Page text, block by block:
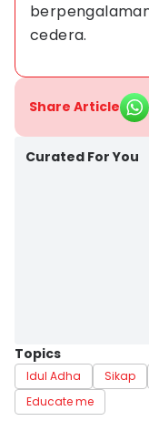
cedera.
Share Article
Curated For You
Topics
Idul Adha Sikap
Educate me